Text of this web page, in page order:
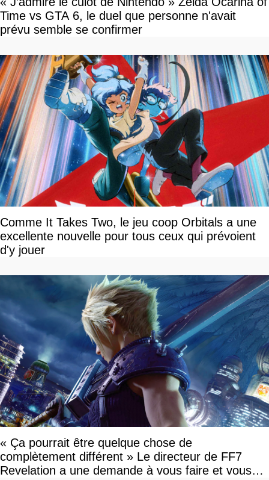
Time vs GTA 6, le duel que personne n'avait
prévu semble se confirmer
Comme It Takes Two, le jeu coop Orbitals a une
excellente nouvelle pour tous ceux qui prévoient
d'y jouer
« Ça pourrait être quelque chose de
complètement différent » Le directeur de FF7
Revelation a une demande à vous faire et vous